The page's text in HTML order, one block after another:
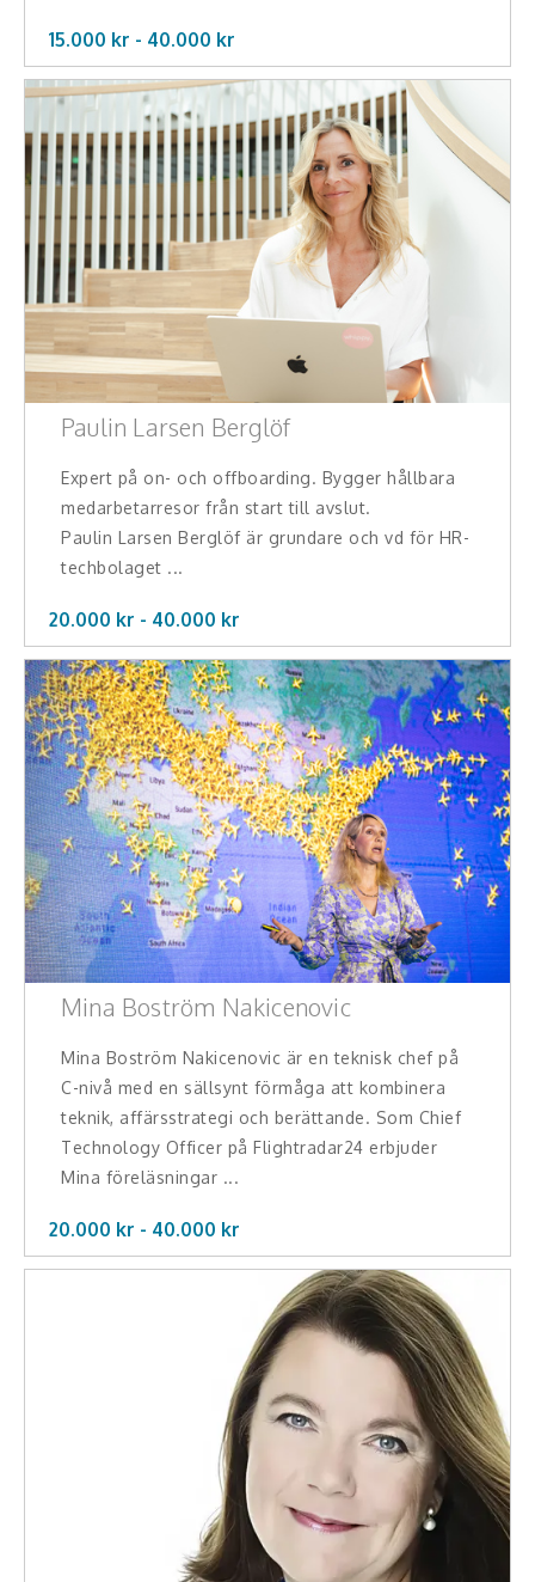
15.000 kr - 40.000 kr
Paulin Larsen Berglöf
Expert på on- och offboarding. Bygger hållbara
medarbetarresor från start till avslut.
Paulin Larsen Berglöf är grundare och vd för HR-
techbolaget ...
20.000 kr - 40.000 kr
Mina Boström Nakicenovic
Mina Boström Nakicenovic är en teknisk chef på
C-nivå med en sällsynt förmåga att kombinera
teknik, affärsstrategi och berättande. Som Chief
Technology Officer på Flightradar24 erbjuder
Mina föreläsningar ...
20.000 kr - 40.000 kr